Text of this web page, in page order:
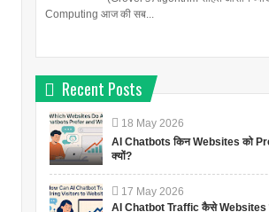
Computing आज की सब...
Recent Posts
18 May 2026
AI Chatbots किन Websites को
क्यों?
17 May 2026
AI Chatbot Traffic कैसे Websites